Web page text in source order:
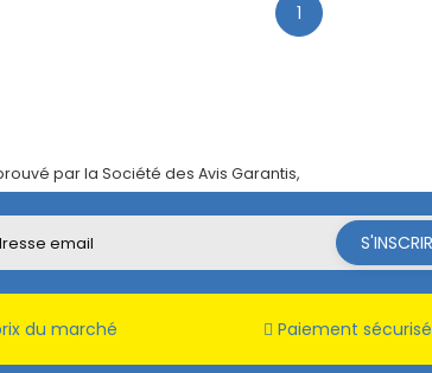
1
par la Société des Avis Garantis,
du marché Paiement sécurisé